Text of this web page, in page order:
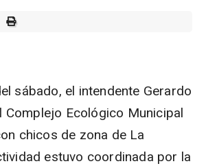
sábado, el intendente Gerardo
Complejo Ecológico Municipal
chicos de zona de La
estuvo coordinada por la